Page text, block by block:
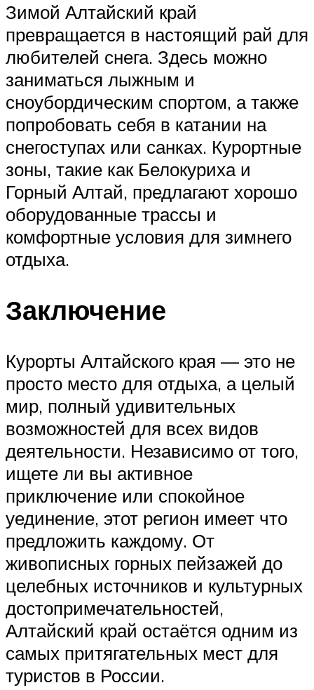
Зимой Алтайский край
превращается в настоящий рай для
любителей снега. Здесь можно
заниматься лыжным и
сноубордическим спортом, а также
попробовать себя в катании на
снегоступах или санках. Курортные
зоны, такие как Белокуриха и
Горный Алтай, предлагают хорошо
оборудованные трассы и
комфортные условия для зимнего
отдыха.
Заключение
Курорты Алтайского края — это не
просто место для отдыха, а целый
мир, полный удивительных
возможностей для всех видов
деятельности. Независимо от того,
ищете ли вы активное
приключение или спокойное
уединение, этот регион имеет что
предложить каждому. От
живописных горных пейзажей до
целебных источников и культурных
достопримечательностей,
Алтайский край остаётся одним из
самых притягательных мест для
туристов в России.